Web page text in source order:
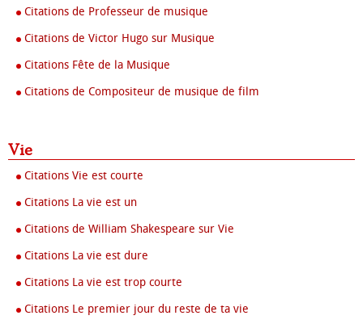
Citations de Professeur de musique
Citations de Victor Hugo sur Musique
Citations Fête de la Musique
Citations de Compositeur de musique de film
Vie
Citations Vie est courte
Citations La vie est un
Citations de William Shakespeare sur Vie
Citations La vie est dure
Citations La vie est trop courte
Citations Le premier jour du reste de ta vie